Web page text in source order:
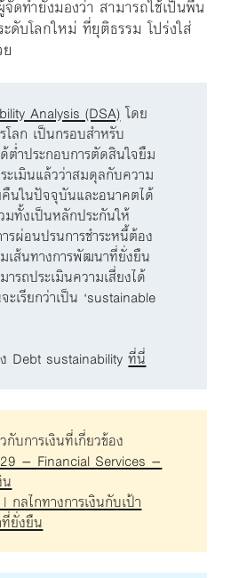
ดทำยังมองว่า สามารถใช้เป็นพื้น
ะดับโลกใหม่ ที่ยุติธรรม โปร่งใส่
Analysis (DSA)โดย
โลก เป็นกรอบสำหรับ
ต่ำประกอบการตัดสินใจยืม
ะเมินแล้วว่าสมดุลกับความ
คืนในปัจจุบันและอนาคตได้
ทั้งเป็นหลักประกันให้
รผ่อนปรนการชำระหนี้ต้อง
เส้นทางการพัฒนาที่ยั่งยืน
ารถประเมินความเสี่ยงได้
ะเรียกว่าเป็น ‘sustainable
Debt sustainabilityที่นี่
กับการเงินที่เกี่ยวข้อง
– Financial Services –
กลไกทางการเงินกับเป้า
ยั่งยืน